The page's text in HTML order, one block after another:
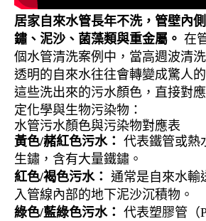
居家自來水管長年不洗，管壁內
鏽、泥沙、菌藻類與重金屬。 在
個水管清洗案例中，當高週波清
透明的自來水往往會轉變成驚人
這些洗出來的污水顏色，直接對
定化學與生物污染物：
水管污水顏色與污染物對應表
黃色/赭紅色污水： 代表鐵管或熱
生鏽，含有大量鐵鏽。
紅色/褐色污水： 通常是自來水輸
入管線內部的地下泥沙沉積物。
綠色/藍綠色污水： 代表塑膠管（